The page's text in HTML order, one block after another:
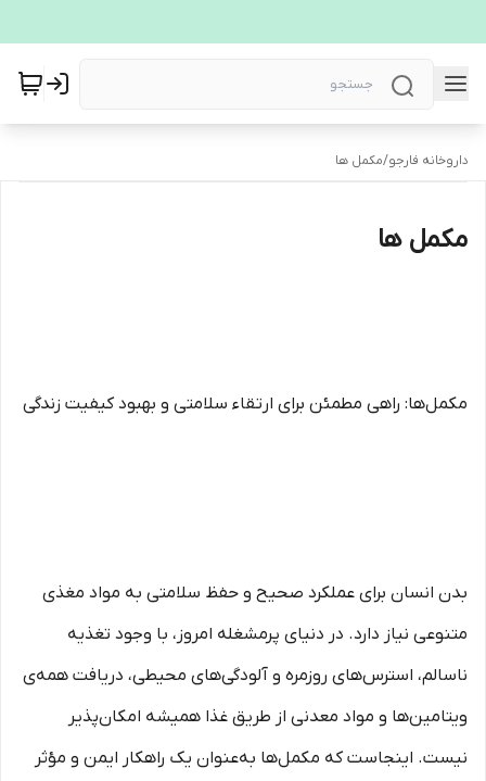
داروخانه فارجو/مکمل ها
مکمل ها
مکمل‌ها: راهی مطمئن برای ارتقاء سلامتی و بهبود کیفیت زندگی
بدن انسان برای عملکرد صحیح و حفظ سلامتی به مواد مغذی
متنوعی نیاز دارد. در دنیای پرمشغله امروز، با وجود تغذیه
ناسالم، استرس‌های روزمره و آلودگی‌های محیطی، دریافت همه‌ی
ویتامین‌ها و مواد معدنی از طریق غذا همیشه امکان‌پذیر
نیست. اینجاست که مکمل‌ها به‌عنوان یک راهکار ایمن و مؤثر